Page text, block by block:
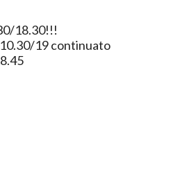
18.30!!!
19 continuato